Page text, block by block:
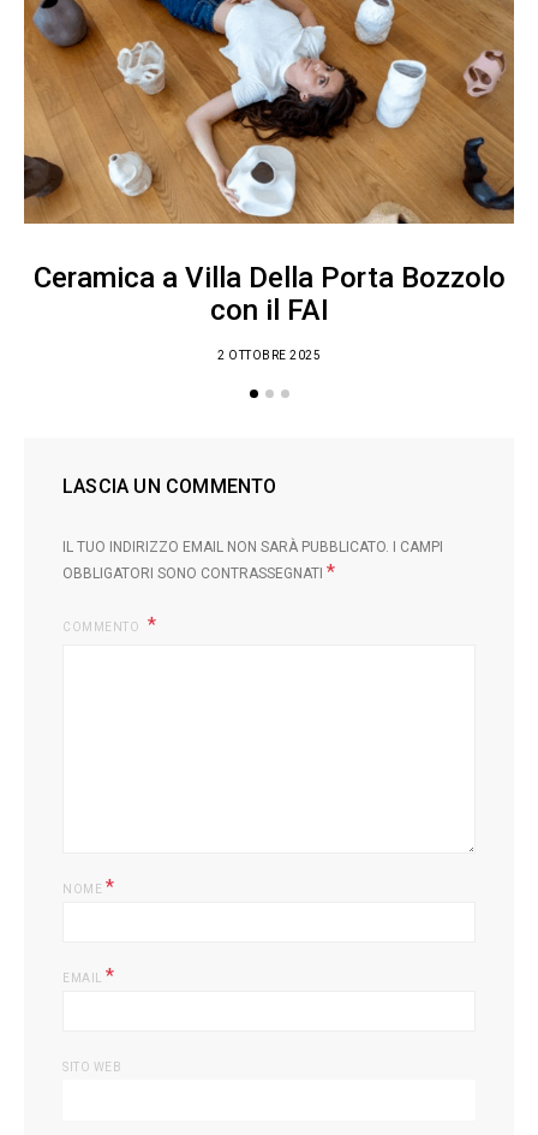
Ceramica a Villa Della Porta Bozzolo
con il FAI
2 OTTOBRE 2025
LASCIA UN COMMENTO
IL TUO INDIRIZZO EMAIL NON SARÀ PUBBLICATO.
I CAMPI
OBBLIGATORI SONO CONTRASSEGNATI *
COMMENTO
NOME *
EMAIL *
SITO WEB